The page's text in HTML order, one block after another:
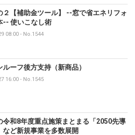
２【補助金ツール】 --窓で省エネリフォ
-- 使いこなし術
08:00 - No.1544
ルーフ後方支持（新商品）
16:00 - No.1545
令和8年度重点施策まとまる「2050先導
など新規事業を多数展開